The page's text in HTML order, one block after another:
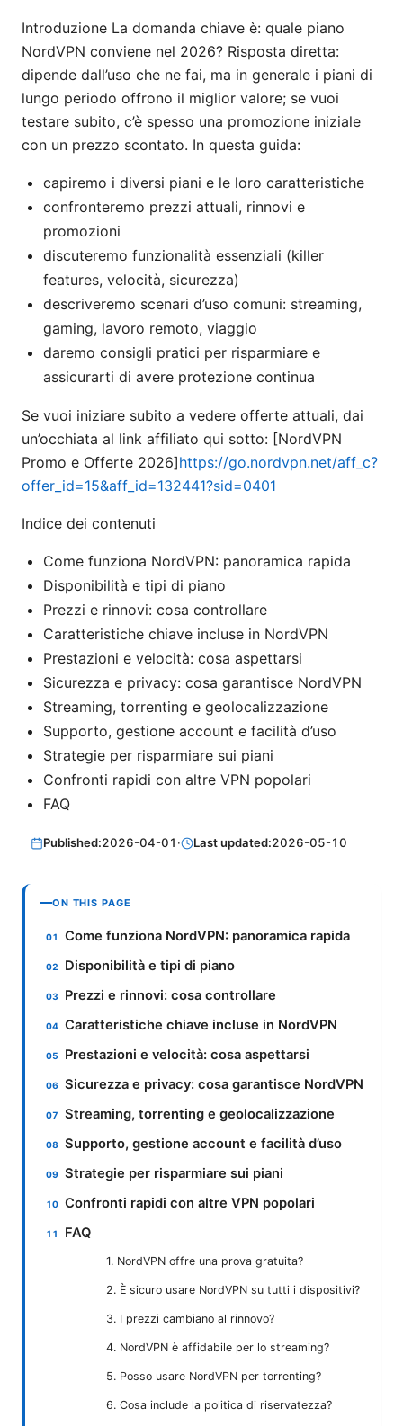
Introduzione La domanda chiave è: quale piano
NordVPN conviene nel 2026? Risposta diretta:
dipende dall’uso che ne fai, ma in generale i piani di
lungo periodo offrono il miglior valore; se vuoi
testare subito, c’è spesso una promozione iniziale
con un prezzo scontato. In questa guida:
capiremo i diversi piani e le loro caratteristiche
confronteremo prezzi attuali, rinnovi e
promozioni
discuteremo funzionalità essenziali (killer
features, velocità, sicurezza)
descriveremo scenari d’uso comuni: streaming,
gaming, lavoro remoto, viaggio
daremo consigli pratici per risparmiare e
assicurarti di avere protezione continua
Se vuoi iniziare subito a vedere offerte attuali, dai
un’occhiata al link affiliato qui sotto: [NordVPN
Promo e Offerte 2026]https://go.nordvpn.net/aff_c?
offer_id=15&aff_id=132441?sid=0401
Indice dei contenuti
Come funziona NordVPN: panoramica rapida
Disponibilità e tipi di piano
Prezzi e rinnovi: cosa controllare
Caratteristiche chiave incluse in NordVPN
Prestazioni e velocità: cosa aspettarsi
Sicurezza e privacy: cosa garantisce NordVPN
Streaming, torrenting e geolocalizzazione
Supporto, gestione account e facilità d’uso
Strategie per risparmiare sui piani
Confronti rapidi con altre VPN popolari
FAQ
Published:2026-04-01 · Last updated:2026-05-10
ON THIS PAGE
Come funziona NordVPN: panoramica rapida
Disponibilità e tipi di piano
Prezzi e rinnovi: cosa controllare
Caratteristiche chiave incluse in NordVPN
Prestazioni e velocità: cosa aspettarsi
Sicurezza e privacy: cosa garantisce NordVPN
Streaming, torrenting e geolocalizzazione
Supporto, gestione account e facilità d’uso
Strategie per risparmiare sui piani
Confronti rapidi con altre VPN popolari
FAQ
1. NordVPN offre una prova gratuita?
2. È sicuro usare NordVPN su tutti i dispositivi?
3. I prezzi cambiano al rinnovo?
4. NordVPN è affidabile per lo streaming?
5. Posso usare NordVPN per torrenting?
6. Cosa include la politica di riservatezza?